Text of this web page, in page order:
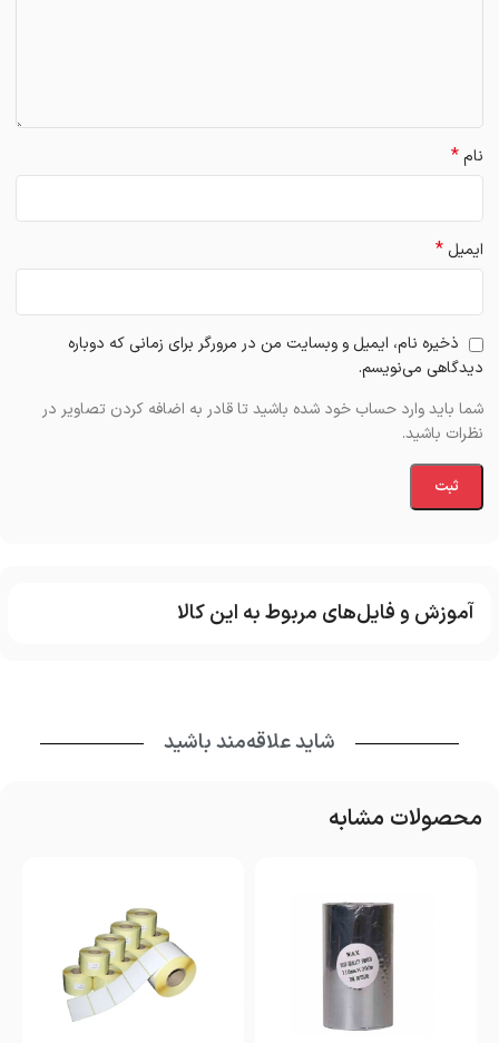
نام*
ایمیل *
ذخیره نام، ایمیل و وبسایت من در مرورگر برای زمانی که دوباره
دیدگاهی می‌نویسم.
شما باید وارد حساب خود شده باشید تا قادر به اضافه کردن تصاویر در
نظرات باشید.
آموزش و فایل‌های مربوط به این کالا
شاید علاقه‌مند باشید
محصولات مشابه